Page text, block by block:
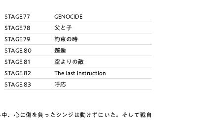
STAGE.77
GENOCIDE
STAGE.78
父と子
STAGE.79
約束の時
STAGE.80
邂逅
STAGE.81
空よりの敵
STAGE.82
The last instruction
STAGE.83
呼応
、心に傷を負ったシンジは動けずにいた。そして戦自